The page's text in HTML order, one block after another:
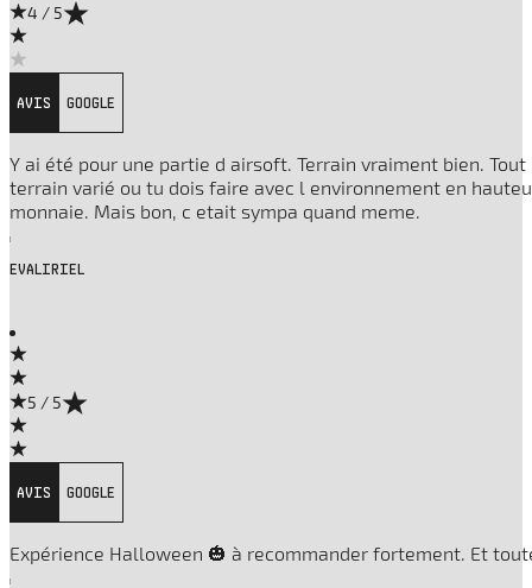
4 / 5
GOOGLE
AVIS
Y ai été pour une partie d airsoft. Terrain vraiment bien.
terrain varié ou tu dois faire avec l environnement en
monnaie. Mais bon, c etait sympa quand meme.
EVALIRIEL
5 / 5
GOOGLE
AVIS
Expérience Halloween 🎃 à recommander fortement. Et